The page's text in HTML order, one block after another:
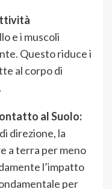
e i muscoli
Questo riduce i
al corpo di
al Suolo:
direzione, la
a terra per meno
l’impatto
per